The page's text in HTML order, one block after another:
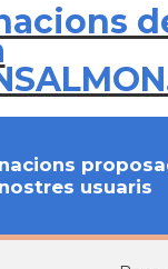
nostres usuaris